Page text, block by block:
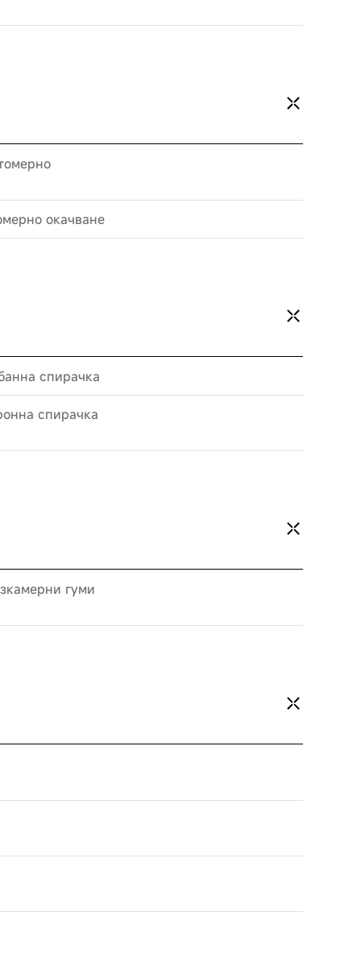
окачване
спирачка
спирачка
гуми